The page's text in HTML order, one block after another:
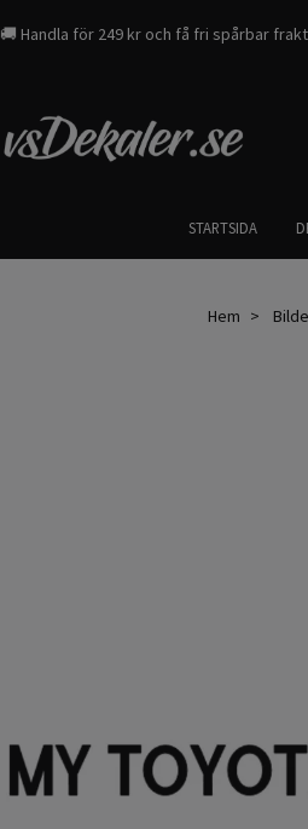
🚚 Handla för 249 kr och få fri spårbar frakt
STARTSIDA
Hem